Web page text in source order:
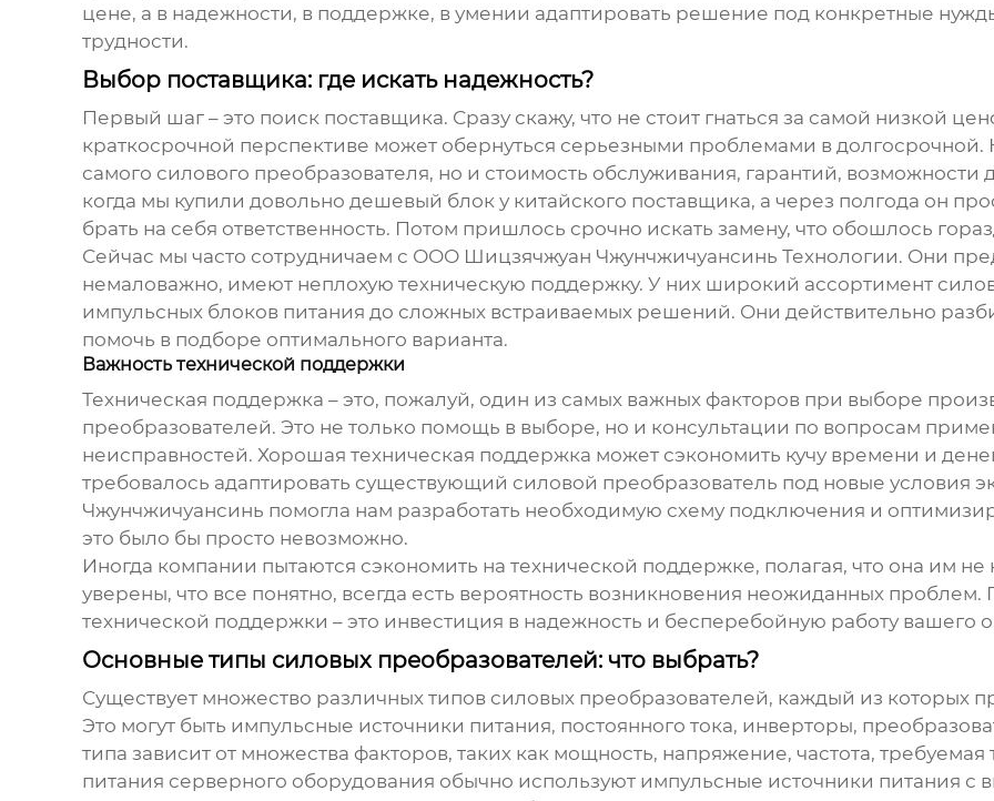
цене, а в надежности, в поддержке, в умении адаптировать решение под конкретные
трудности.
Выбор поставщика: где искать надежность?
Первый шаг – это поиск поставщика. Сразу скажу, что не стоит гнаться за самой низкой
краткосрочной перспективе может обернуться серьезными проблемами в долгосрочной.
самого силового преобразователя, но и стоимость обслуживания, гарантий,
когда мы купили довольно дешевый блок у китайского поставщика, а через полгода он
брать на себя ответственность. Потом пришлось срочно искать замену, что обошлось
Сейчас мы часто сотрудничаем с ООО Шицзячжуан Чжунчжичуансинь Технологии. Они
немаловажно, имеют неплохую техническую поддержку. У них широкий ассортимент
импульсных блоков питания до сложных встраиваемых решений. Они действительно
помочь в подборе оптимального варианта.
Важность технической поддержки
Техническая поддержка – это, пожалуй, один из самых важных факторов при выборе
преобразователей. Это не только помощь в выборе, но и консультации по вопросам
неисправностей. Хорошая техническая поддержка может сэкономить кучу времени и
требовалось адаптировать существующий силовой преобразователь под новые условия
Чжунчжичуансинь помогла нам разработать необходимую схему подключения и
это было бы просто невозможно.
Иногда компании пытаются сэкономить на технической поддержке, полагая, что она им
уверены, что все понятно, всегда есть вероятность возникновения неожиданных
технической поддержки – это инвестиция в надежность и бесперебойную работу вашего
Основные типы силовых преобразователей: что выбрать?
Существует множество различных типов силовых преобразователей, каждый из которых
Это могут быть импульсные источники питания, постоянного тока, инверторы,
типа зависит от множества факторов, таких как мощность, напряжение, частота,
питания серверного оборудования обычно используют импульсные источники питания